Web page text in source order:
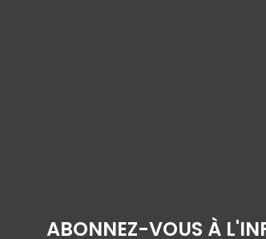
ABONNEZ-VOUS À